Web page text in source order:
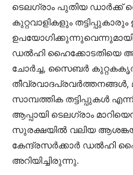
ടെലഗ്രാം പുതിയ ഡാർക്ക്
കുറ്റവാളികളും
ഡൽഹി ഹൈക്കോടതിയെ
ചോർച്ച, സൈബർ
സാമ്പത്തിക തട്ടിപ്പുകൾ
ആപ്പായി ടെലഗ്രാം
സുരക്ഷയിൽ വലിയ
കേന്ദ്രസർക്കാർ ഡൽഹി
അറിയിച്ചിരുന്നു.